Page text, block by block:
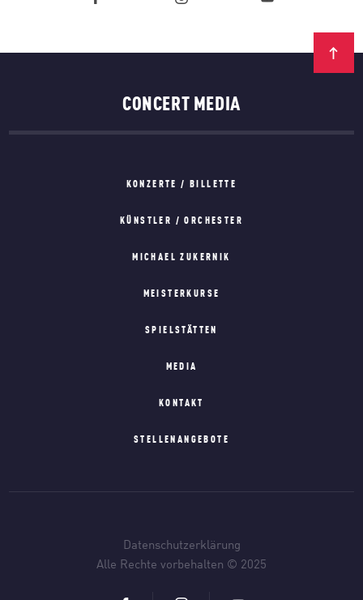
CONCERT MEDIA
KONZERTE / BILLETTE
KÜNSTLER / ORCHESTER
MICHAEL ZUKERNIK
MEISTERKURSE
SPIELSTÄTTEN
MEDIA
KONTAKT
STELLENANGEBOTE
Datenschutzerklärung
Alle Rechte vorbehalten © 2025